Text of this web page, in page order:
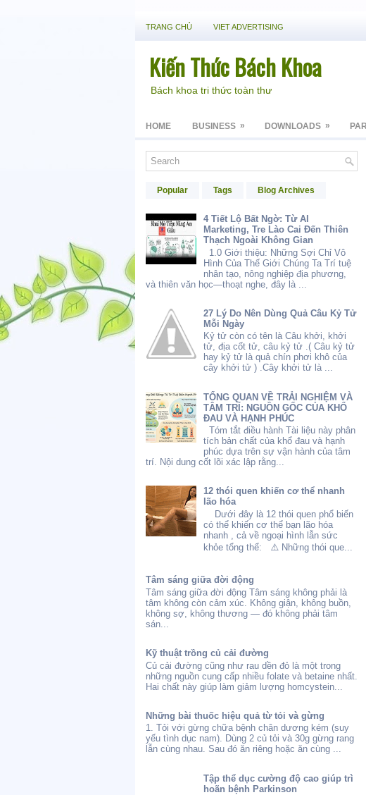
TRANG CHỦ VIET ADVERTISING
Kiến Thức Bách Khoa
Bách khoa tri thức toàn thư
HOME BUSINESS » DOWNLOADS »
Popular Tags Blog Archives
4 Tiết Lộ Bất Ngờ: Từ AI
Marketing, Tre Lào Cai Đến Thiên
Thạch Ngoài Không Gian
1.0 Giới thiệu: Những Sợi Chỉ Vô
Hình Của Thế Giới Chúng Ta Trí tuệ
nhân tạo, nông nghiệp địa phương,
và thiên văn học—thoạt nghe, đây là ...
27 Lý Do Nên Dùng Quả Câu Kỷ Tử
Mỗi Ngày
Kỷ tử còn có tên là Câu khởi, khởi
tử, địa cốt tử, câu kỷ tử .( Câu kỷ tử
hay kỷ tử là quả chín phơi khô của
cây khởi tử ) .Cây khởi tử là ...
TỔNG QUAN VỀ TRẢI NGHIỆM VÀ
TÂM TRÍ: NGUỒN GỐC CỦA KHỔ
ĐAU VÀ HẠNH PHÚC
Tóm tắt điều hành Tài liệu này phân
tích bản chất của khổ đau và hạnh
phúc dựa trên sự vận hành của tâm
trí. Nội dung cốt lõi xác lập rằng...
12 thói quen khiến cơ thể nhanh
lão hóa
Dưới đây là 12 thói quen phổ biến
có thể khiến cơ thể bạn lão hóa
nhanh , cả về ngoại hình lẫn sức
khỏe tổng thể: ⚠️ Những thói que...
Tâm sáng giữa đời động
Tâm sáng giữa đời động Tâm sáng không phải là
tâm không còn cảm xúc. Không giận, không buồn,
không sợ, không thương — đó không phải tâm
sán...
Kỹ thuật trồng củ cải đường
Củ cải đường cũng như rau dền đỏ là một trong
những nguồn cung cấp nhiều folate và betaine nhất.
Hai chất này giúp làm giảm lượng homcystein...
Những bài thuốc hiệu quả từ tỏi và gừng
1. Tỏi với gừng chữa bệnh chân dương kém (suy
yếu tình dục nam). Dùng 2 củ tỏi và 30g gừng rang
lẫn cùng nhau. Sau đó ăn riêng hoặc ăn cùng ...
Tập thể dục cường độ cao giúp trì
hoãn bệnh Parkinson